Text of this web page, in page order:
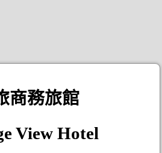
商務旅館
View Hotel